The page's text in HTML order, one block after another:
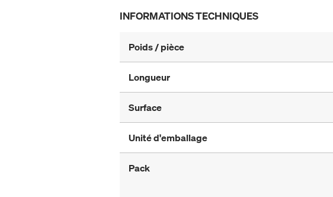
INFORMATIONS TECHNIQUES
Poids / pièce
Longueur
Surface
Unité d'emballage
Pack